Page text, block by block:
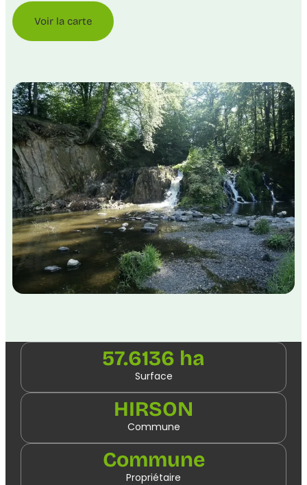
Voir la carte
57.6136 ha
Surface
HIRSON
Commune
Commune
Propriétaire